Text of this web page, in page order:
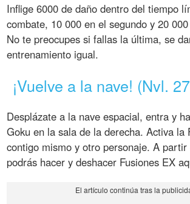
Inflige 6000 de daño dentro del tiempo
combate, 10 000 en el segundo y 20
No te preocupes si fallas la última, se
entrenamiento igual.
¡Vuelve a la nave! (Nvl.
Desplázate a la nave espacial, entra y
Goku en la sala de la derecha. Activa la
contigo mismo y otro personaje. A partir
podrás hacer y deshacer Fusiones EX